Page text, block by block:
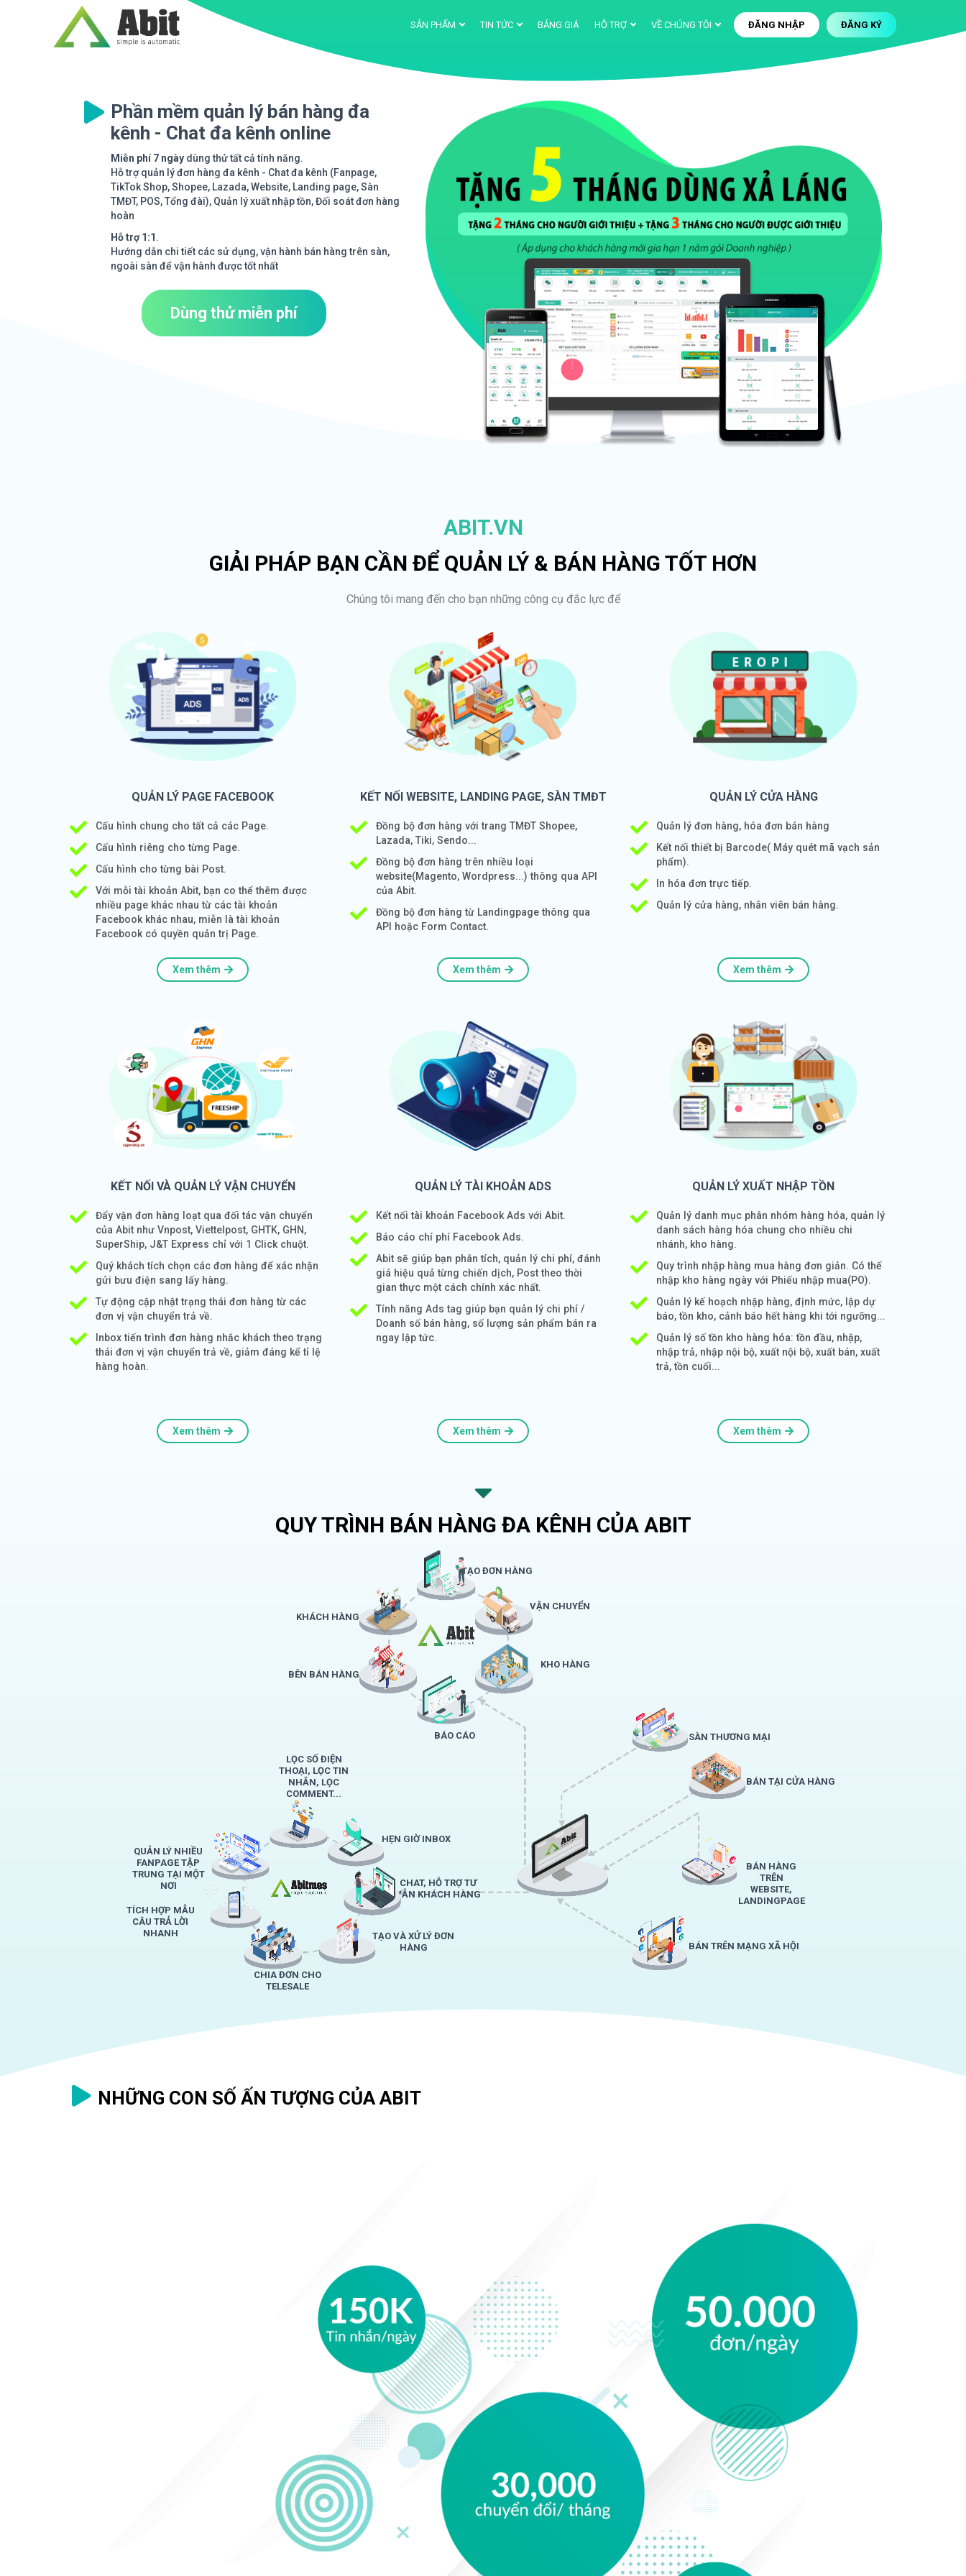
ĐĂNG KÝ
ĐĂNG NHẬP
SẢN PHẨM TIN TỨC BẢNG GIÁ HỖ TRỢ VỀ CHÚNG TÔI
Phần mềm quản lý bán hàng đa
kênh - Chat đa kênh online
Miễn phí 7 ngày dùng thử tất cả tính năng.
Hỗ trợ quản lý đơn hàng đa kênh - Chat đa kênh (Fanpage,
TikTok Shop, Shopee, Lazada, Website, Landing page, Sàn
TMĐT, POS, Tổng đài), Quản lý xuất nhập tồn, Đối soát đơn hàng
hoàn
Hỗ trợ 1:1 .
Hướng dẫn chi tiết các sử dụng, vận hành bán hàng trên sàn,
ngoài sàn để vận hành được tốt nhất
Dùng thử miễn phí
ABIT.VN
GIẢI PHÁP BẠN CẦN ĐỂ QUẢN LÝ & BÁN HÀNG TỐT HƠN
Chúng tôi mang đến cho bạn những công cụ đắc lực để
QUẢN LÝ PAGE FACEBOOK
Cấu hình chung cho tất cả các Page.
Cấu hình riêng cho từng Page.
Cấu hình cho từng bài Post.
Với mỗi tài khoản Abit, bạn co thể thêm được
nhiều page khác nhau từ các tài khoản
Facebook khác nhau, miễn là tài khoản
Facebook có quyền quản trị Page.
Xem thêm
KẾT NỐI WEBSITE, LANDING PAGE, SÀN TMĐT
Đồng bộ đơn hàng với trang TMĐT Shopee,
Lazada, Tiki, Sendo...
Đồng bộ đơn hàng trên nhiều loại
website(Magento, Wordpress...) thông qua API
của Abit.
Đồng bộ đơn hàng từ Landingpage thông qua
API hoặc Form Contact.
Xem thêm
QUẢN LÝ CỬA HÀNG
Quản lý đơn hàng, hóa đơn bán hàng
Kết nối thiết bị Barcode( Máy quét mã vạch sản
phẩm).
In hóa đơn trực tiếp.
Quản lý cửa hàng, nhân viên bán hàng.
Xem thêm
KẾT NỐI VÀ QUẢN LÝ VẬN CHUYỂN
Đẩy vận đơn hàng loạt qua đối tác vận chuyển
của Abit như Vnpost, Viettelpost, GHTK, GHN,
SuperShip, J&T Express chỉ với 1 Click chuột.
Quý khách tích chọn các đơn hàng để xác nhận
gửi bưu điện sang lấy hàng.
Tự động cập nhật trạng thái đơn hàng từ các
đơn vị vận chuyển trả về.
Inbox tiến trình đơn hàng nhắc khách theo trạng
thái đơn vị vận chuyển trả về, giảm đáng kể tỉ lệ
hàng hoàn.
Xem thêm
QUẢN LÝ TÀI KHOẢN ADS
Kết nối tài khoản Facebook Ads với Abit.
Báo cáo chí phí Facebook Ads.
Abit sẽ giúp bạn phân tích, quản lý chi phí, đánh
giá hiệu quả từng chiến dịch, Post theo thời
gian thực một cách chính xác nhất.
Tính năng Ads tag giúp bạn quản lý chi phí /
Doanh số bán hàng, số lượng sản phẩm bán ra
ngay lập tức.
Xem thêm
QUẢN LÝ XUẤT NHẬP TỒN
Quản lý danh mục phân nhóm hàng hóa, quản lý
danh sách hàng hóa chung cho nhiều chi
nhánh, kho hàng.
Quy trình nhập hàng mua hàng đơn giản. Có thế
nhập kho hàng ngày với Phiếu nhập mua(PO).
Quản lý kế hoạch nhập hàng, định mức, lập dự
báo, tồn kho, cảnh báo hết hàng khi tới ngưỡng...
Quản lý số tồn kho hàng hóa: tồn đầu, nhập,
nhập trả, nhập nội bộ, xuất nội bộ, xuất bán, xuất
trả, tồn cuối...
Xem thêm
QUY TRÌNH BÁN HÀNG ĐA KÊNH CỦA ABIT
TẠO ĐƠN HÀNG
VẬN CHUYỂN
KHO HÀNG
BÁO CÁO
BÊN BÁN HÀNG
KHÁCH HÀNG
SÀN THƯƠNG MẠI
BÁN TẠI CỬA HÀNG
BÁN HÀNG
TRÊN
WEBSITE,
LANDINGPAGE
BÁN TRÊN MẠNG XÃ HỘI
CHAT, HỖ TRỢ TƯ
VẪN KHÁCH HÀNG
HẸN GIỜ INBOX
TẠO VÀ XỬ LÝ ĐƠN
HÀNG
CHIA ĐƠN CHO
TELESALE
LỌC SỐ ĐIỆN
THOẠI, LỌC TIN
NHẮN, LỌC
COMMENT...
QUẢN LÝ NHIỀU
FANPAGE TẬP
TRUNG TẠI MỘT
NƠI
TÍCH HỢP MẪU
CÂU TRẢ LỜI
NHANH
NHỮNG CON SỐ ẤN TƯỢNG CỦA ABIT